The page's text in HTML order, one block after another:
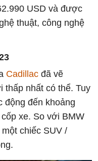
USD và được
thuật, công nghệ
Cadillac đã vẽ
thấp nhất có thể. Tuy
động đến khoảng
xe. So với BMW
chiếc SUV /